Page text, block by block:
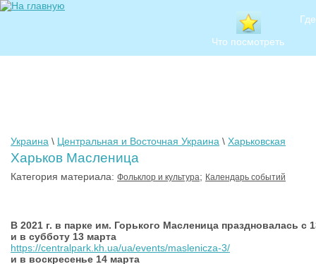
Что посмотреть
Украина \ Центральная и Восточная Украина \ Харьковская
Харьков Масленица
Категория материала: Фольклор и культура; Календарь событий
В 2021 г. в парке им. Горького Масленица праздновалась с
и в субботу 13 марта
https://centralpark.kh.ua/ua/events/maslenicza-3/
и в воскресенье 14 марта